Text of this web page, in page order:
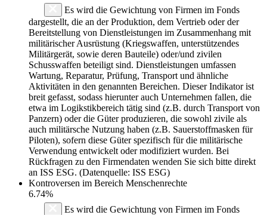
Es wird die Gewichtung von Firmen im Fonds
dargestellt, die an der Produktion, dem Vertrieb oder der
Bereitstellung von Dienstleistungen im Zusammenhang mit
militärischer Ausrüstung (Kriegswaffen, unterstützendes
Militärgerät, sowie deren Bauteile) oder/und zivilen
Schusswaffen beteiligt sind. Dienstleistungen umfassen
Wartung, Reparatur, Prüfung, Transport und ähnliche
Aktivitäten in den genannten Bereichen. Dieser Indikator ist
breit gefasst, sodass hierunter auch Unternehmen fallen, die
etwa im Logikstikbereich tätig sind (z.B. durch Transport von
Panzern) oder die Güter produzieren, die sowohl zivile als
auch militärsche Nutzung haben (z.B. Sauerstoffmasken für
Piloten), sofern diese Güter spezifisch für die militärische
Verwendung entwickelt oder modifiziert wurden. Bei
Rückfragen zu den Firmendaten wenden Sie sich bitte direkt
an ISS ESG. (Datenquelle: ISS ESG)
Kontroversen im Bereich Menschenrechte
6.74%
Es wird die Gewichtung von Firmen im Fonds